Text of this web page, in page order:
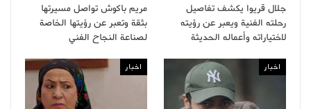
جلال قريوا يكشف تفاصيل
رحلته الفنية ويعبر عن رؤيته
لاختياراته وأعماله الحديثة
مريم باكوش تواصل مسيرتها
بثقة وتعبر عن رؤيتها الخاصة
لصناعة النجاح الفني
اخبار اخبار